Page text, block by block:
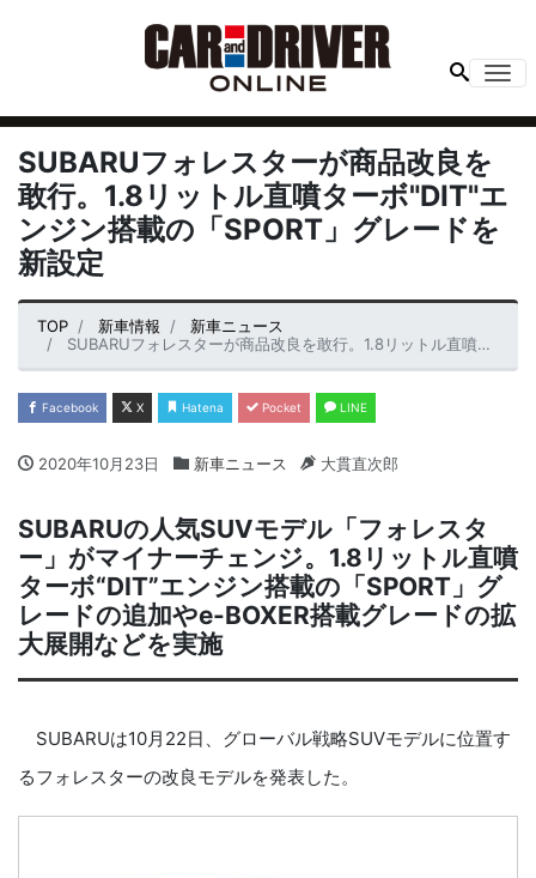
SUBARUフォレスターが商品改良を
敢行。1.8リットル直噴ターボ"DIT"エ
ンジン搭載の「SPORT」グレードを
新設定
TOP 新車情報
新車ニュース
SUBARUフォレスターが商品改良を敢行。1.8リットル直噴ターボ"DIT"エンジン搭載の「SPORT」グレードを新設定
Facebook X Hatena Pocket LINE
2020年10月23日 新車ニュース 大貫直次郎
SUBARUの人気SUVモデル「フォレスタ
ー」がマイナーチェンジ。1.8リットル直噴
ターボ“DIT”エンジン搭載の「SPORT」グ
レードの追加やe-BOXER搭載グレードの拡
大展開などを実施
SUBARUは10月22日、グローバル戦略SUVモデルに位置す
るフォレスターの改良モデルを発表した。